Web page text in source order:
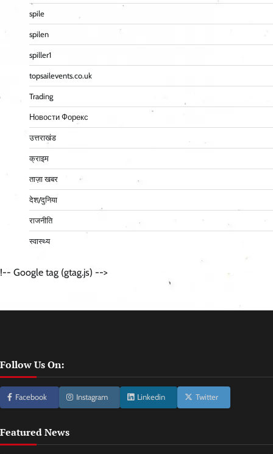
spile
spilen
spiller1
topsailevents.co.uk
Trading
Новости Форекс
उत्तराखंड
क्राइम
ताज़ा खबर
देश/दुनिया
राजनीति
स्वास्थ्य
!-- Google tag (gtag.js) -->
Follow Us On:
Facebook Instagram Linkedin Twitter
Featured News